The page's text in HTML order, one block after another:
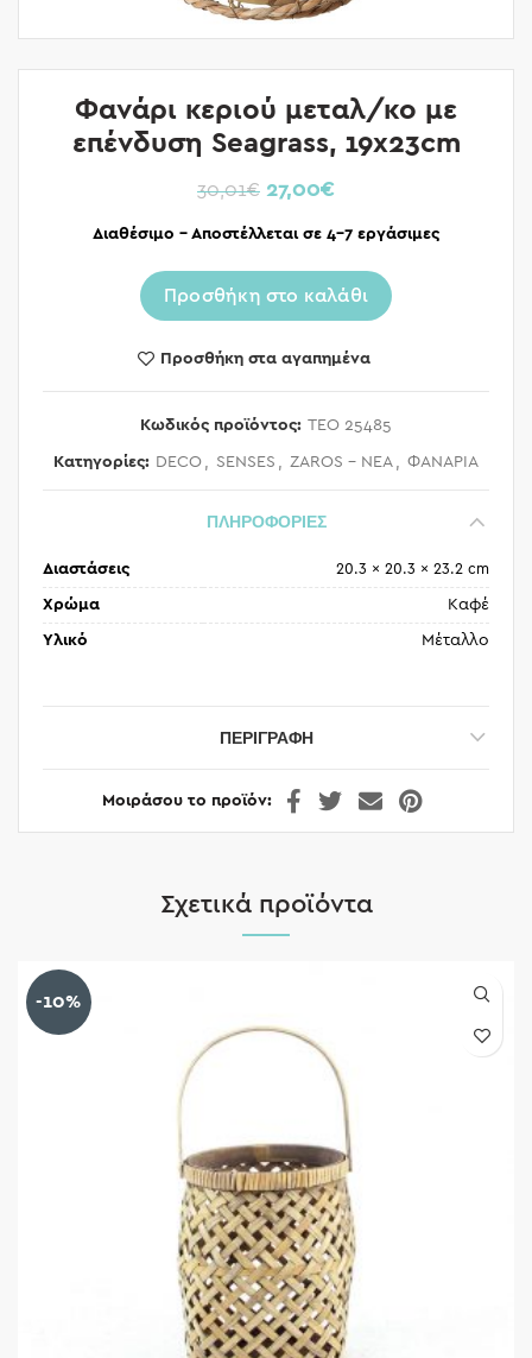
Φανάρι κεριού μεταλ/κο με
επένδυση Seagrass, 19x23cm
30,01€ 27,00€
Διαθέσιμο – Αποστέλλεται σε 4-7 εργάσιμες
Προσθήκη στο καλάθι
Προσθήκη στα αγαπημένα
Κωδικός προϊόντος: TEO 25485
Κατηγορίες: DECO , SENSES , ZAROS - ΝΕΑ , ΦΑΝΑΡΙΑ
ΠΛΗΡΟΦΟΡΙΕΣ
Διαστάσεις 20.3 × 20.3 × 23.2 cm
Χρώμα Καφέ
Υλικό Μέταλλο
ΠΕΡΙΓΡΑΦΉ
Μοιράσου το προϊόν
Σχετικά προϊόντα
-10%